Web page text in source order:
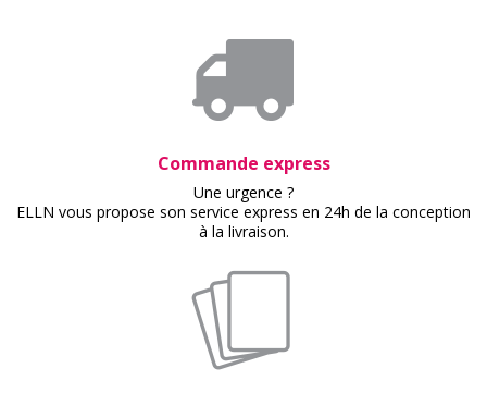
Commande express
Une urgence ?
ELLN vous propose son service express en 24h de la conception
à la livraison.